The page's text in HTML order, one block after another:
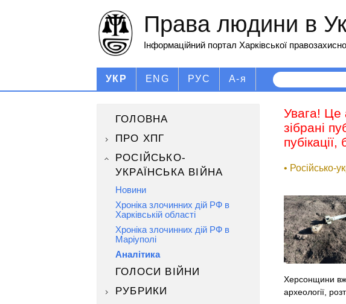
Права людини в
Інформаційний портал Харківської
УКР ENG РУС А-я
ГОЛОВНА
ПРО ХПГ
РОСІЙСЬКО-
УКРАЇНСЬКА ВІЙНА
Новини
Хроніка злочинних дій РФ в
Харківській області
Хроніка злочинних дій РФ в
Маріуполі
Аналітика
ГОЛОСИ ВІЙНИ
РУБРИКИ
Увага! Це
зібрані
• Російсько-
Херсонщини
археології,